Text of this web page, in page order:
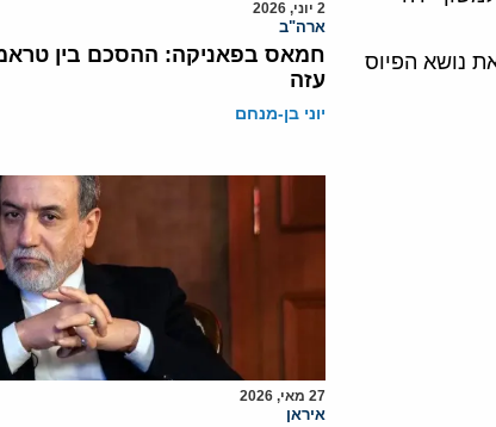
נושא הפיוס
2 יוני, 2026
ארה"ב
חמאס בפאניקה: ההסכם בין
עזה
יוני בן-מנחם
27 מאי, 2026
איראן